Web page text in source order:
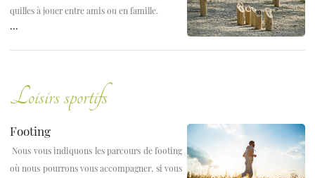
quilles à jouer entre amis ou en famille.
Découvrez
...
Loisirs sportifs
Footing
Nous vous indiquons les parcours de footing
où nous pourrons vous accompagner, si vous